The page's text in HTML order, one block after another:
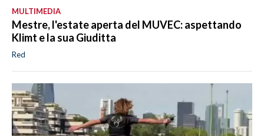
MULTIMEDIA
Mestre, l'estate aperta del MUVEC: aspettando
Klimt e la sua Giuditta
Red